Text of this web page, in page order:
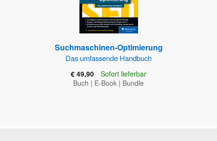
Suchmaschinen-Optimierung
Das umfassende Handbuch
€ 49,90
Sofort lieferbar
Buch | E-Book | Bundle